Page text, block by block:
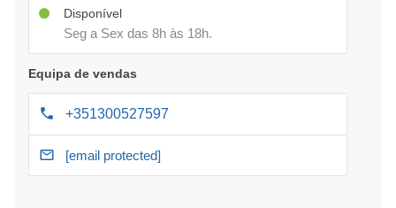
Disponível
Seg a Sex das 8h às 18h.
Equipa de vendas
+351300527597
[email protected]